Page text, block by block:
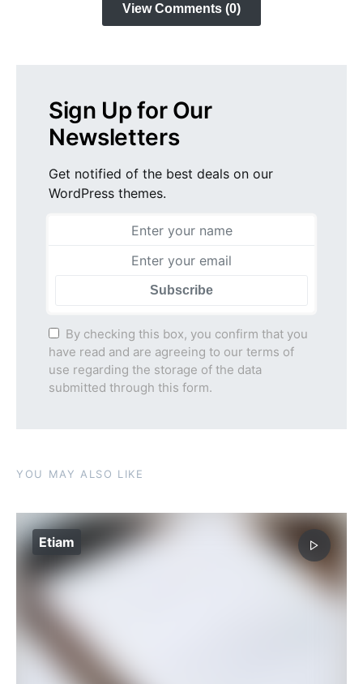
View Comments (0)
Sign Up for Our
Newsletters
Get notified of the best deals on our
WordPress themes.
Subscribe
By checking this box, you confirm that you
have read and are agreeing to our terms of
use regarding the storage of the data
submitted through this form.
YOU MAY ALSO LIKE
Etiam